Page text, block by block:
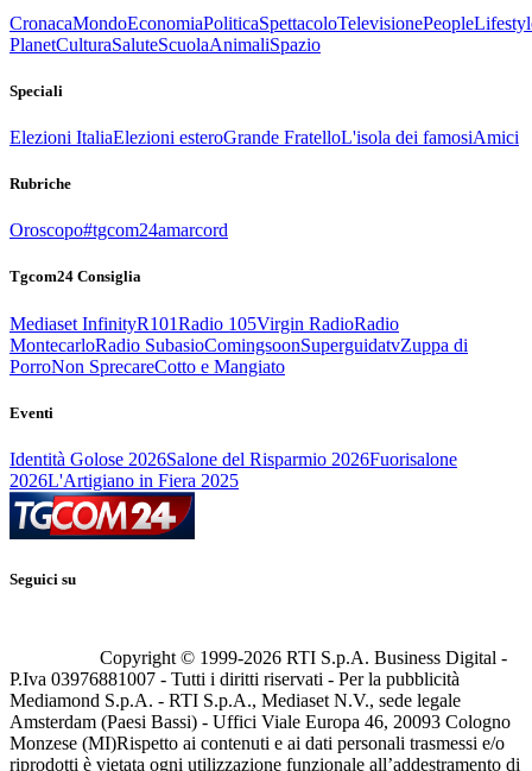
CronacaMondoEconomiaPoliticaSpettacoloTelevisionePeople
PlanetCulturaSaluteScuolaAnimaliSpazio
Speciali
Elezioni ItaliaElezioni esteroGrande FratelloL'isola dei famosiAmici
Rubriche
Oroscopo#tgcom24amarcord
Tgcom24 Consiglia
Mediaset InfinityR101Radio 105Virgin RadioRadio
MontecarloRadio SubasioComingsoonSuperguidatvZuppa di
PorroNon SprecareCotto e Mangiato
Eventi
Identità Golose 2026Salone del Risparmio 2026Fuorisalone
2026L'Artigiano in Fiera 2025
Seguici su
Copyright © 1999-2026 RTI S.p.A. Business Digital -
P.Iva 03976881007 - Tutti i diritti riservati - Per la pubblicità
Mediamond S.p.A. - RTI S.p.A., Mediaset N.V., sede legale
Amsterdam (Paesi Bassi) - Uffici Viale Europa 46, 20093 Cologno
Monzese (MI)Rispetto ai contenuti e ai dati personali trasmessi e/o
riprodotti è vietata ogni utilizzazione funzionale all’addestramento di